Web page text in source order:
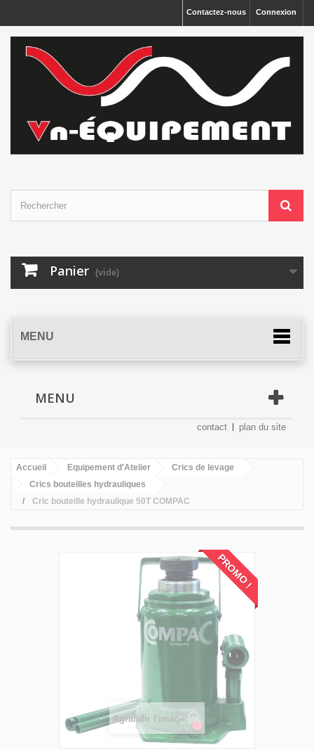
Connexion
Contactez-nous
Panier (vide)
MENU
MENU
contact plan du site
Accueil Equipement d'Atelier
Crics de levage
Crics bouteilles hydrauliques
Cric bouteille hydraulique 50T COMPAC
PROMO !
Agrandir l'image